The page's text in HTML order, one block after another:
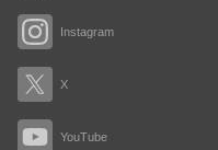
Instagram
X
YouTube